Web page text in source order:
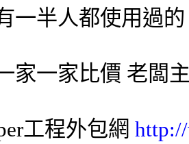
一半人都使用過
家一家比價 老闆
工程外包網